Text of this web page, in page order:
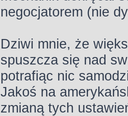
negocjatorem (nie
Dziwi mnie, że
spuszcza się nad
potrafiąc nic
Jakoś na
zmianą tych